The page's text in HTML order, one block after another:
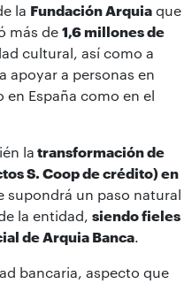
la Fundación Arquia que
más de 1,6 millones de
cultural, así como a
apoyar a personas en
España como en el
la transformación de
S. Coop de crédito) en
supondrá un paso natural
la entidad, siendo fieles
de Arquia Banca.
bancaria, aspecto que